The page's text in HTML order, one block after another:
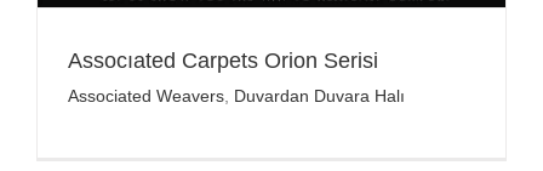
Assocıated Carpets Orion Serisi
Associated Weavers Duvardan Duvara Halı